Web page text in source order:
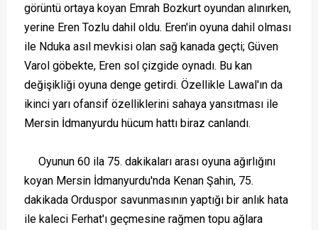
görüntü ortaya koyan Emrah Bozkurt oyundan alınırken,
yerine Eren Tozlu dahil oldu. Eren'in oyuna dahil olması
ile Nduka asıl mevkisi olan sağ kanada geçti; Güven
Varol göbekte, Eren sol çizgide oynadı. Bu kan
değişikliği oyuna denge getirdi. Özellikle Lawal'ın da
ikinci yarı ofansif özelliklerini sahaya yansıtması ile
Mersin İdmanyurdu hücum hattı biraz canlandı.
Oyunun 60 ila 75. dakikaları arası oyuna ağırlığını
koyan Mersin İdmanyurdu'nda Kenan Şahin, 75.
dakikada Orduspor savunmasının yaptığı bir anlık hata
ile kaleci Ferhat'ı geçmesine rağmen topu ağlara